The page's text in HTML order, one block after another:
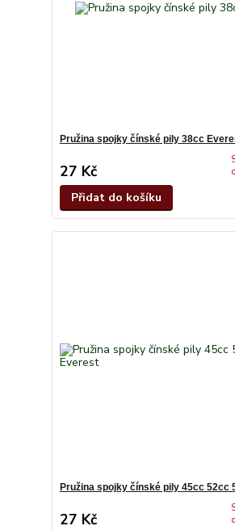
Pružina spojky čínské pily 38cc
27 Kč
Přidat do košíku
Pružina spojky čínské pily 45cc 52cc
27 Kč